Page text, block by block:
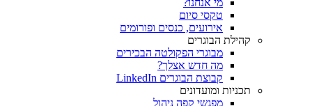
מי אנחנו?
טקסי סיום
אירועים, כנסים ופורומים
קהילת הבוגרים
מבוגרי הפקולטה הבכירים
מה חדש אצלך?
קבוצת הבוגרים LinkedIn
תכניות ומועדונים
מפגשי קפה ניהול